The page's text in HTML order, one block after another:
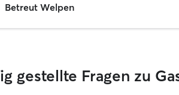
Betreut Welpen
gestellte Fragen zu